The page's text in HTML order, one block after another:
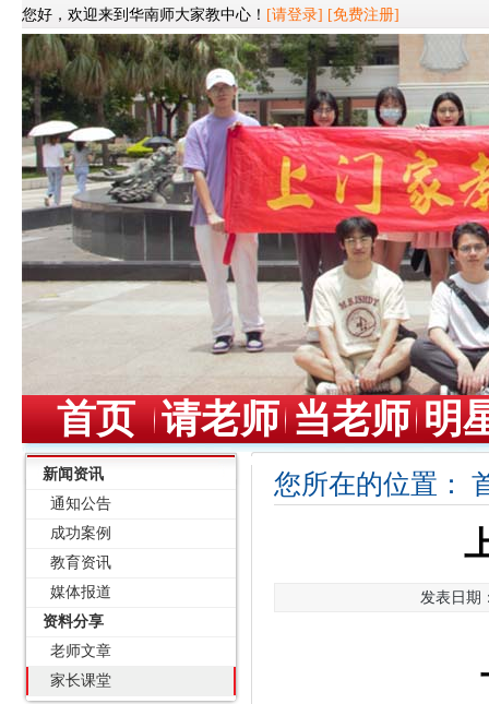
您好，欢迎来到华南师大家教中心！ [请登录] [免费注册]
首页 请老师 当老师 明
新闻资讯
通知公告
成功案例
教育资讯
媒体报道
资料分享
老师文章
家长课堂
您所在的位置：
发表日期